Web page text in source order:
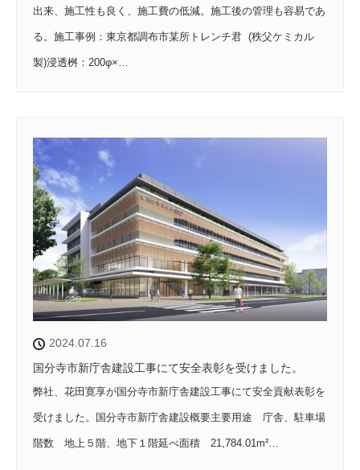
出来、施工性も良く、施工費の低減。施工後の管理も容易であ
る。施工事例：東京都調布市某所トレンチ君 (秩父ケミカル
製)浸透桝：200φ×…
2024.07.16
国分寺市新庁舎建設工事にて安全表彰を受けました。
弊社、花田寛享が国分寺市新庁舎建設工事にて安全貢献表彰を
受けました。国分寺市新庁舎建設概要主要用途 庁舎、駐車場
階数 地上５階、地下１階延べ面積 21,784.01m²…